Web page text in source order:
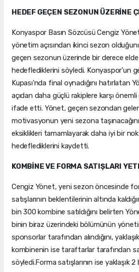
HEDEF GEÇEN SEZONUN ÜZERİNE
Konyaspor Basın Sözcüsü Cengiz
yönetim açısından ikinci sezon
geçen sezonun üzerinde bir derece
hedeflediklerini söyledi. Konyaspor'un
Kupası'nda final oynadığını hatırlatan
açıdan daha güçlü rakiplere karşı önemli
ifade etti. Yönet, geçen sezondan
motivasyonun yeni sezona
eksiklikleri tamamlayarak daha iyi bir
hedeflediklerini kaydetti.
KOMBİNE VE FORMA SATIŞLARI
Cengiz Yönet, yeni sezon öncesinde
satışlarının beklentilerinin altında
bin 300 kombine satıldığını belirten
binin biraz üzerindeki bölümünün
sponsorlar tarafından alındığını,
kombinenin ise taraftarlar tarafından
söyledi.Forma satışlarının ise yaklaşık